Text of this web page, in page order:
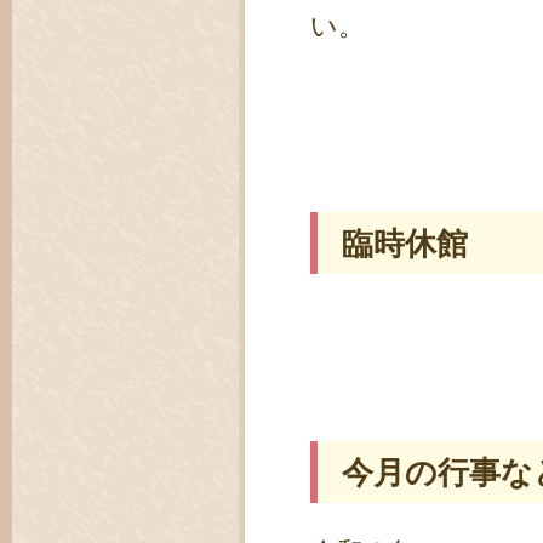
い。
臨時休館
今月の行事な